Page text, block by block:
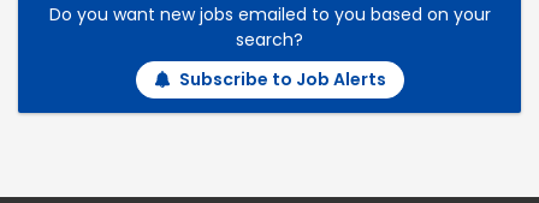
Do you want new jobs emailed to you based on your
search?
Subscribe to Job Alerts